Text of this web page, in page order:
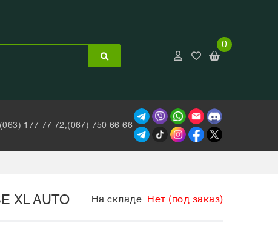
0
(063) 177 77 72, (067) 750 66 66
XL AUTO На складе: Нет (под заказ)